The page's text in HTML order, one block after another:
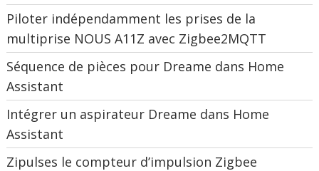
Piloter indépendamment les prises de la
multiprise NOUS A11Z avec Zigbee2MQTT
Séquence de pièces pour Dreame dans Home
Assistant
Intégrer un aspirateur Dreame dans Home
Assistant
Zipulses le compteur d’impulsion Zigbee